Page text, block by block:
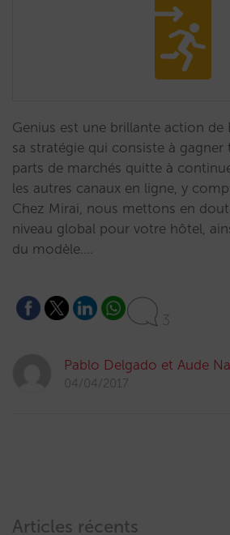
Genius est une brillante action
sa stratégie qui consiste à
parts de marchés quitte à
les autres canaux en ligne, y
Chez Mirai, nous mettons en
niveau global pour votre hôtel,
du modèle.…
3
Pablo Delgado et Aude
04/04/2017
Articles récents